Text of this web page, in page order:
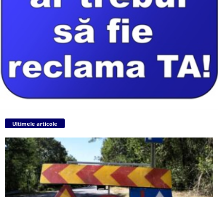
Ultimele articole